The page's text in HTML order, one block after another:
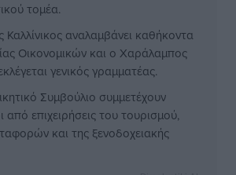
τομέα.
Καλλίνικος αναλαμβάνει καθήκοντα
Οικονομικών και ο Χαράλαμπος
γενικός γραμματέας.
Συμβούλιο συμμετέχουν
επιχειρήσεις του τουρισμού,
και της ξενοδοχειακής